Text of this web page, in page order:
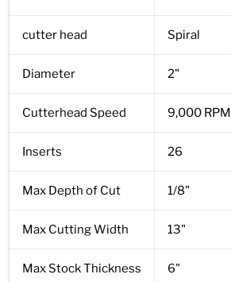
cutter head Spiral
Diameter 2"
Cutterhead Speed 9,000 RPM
Inserts 26
Max Depth of Cut 1/8"
Max Cutting Width 13"
Max Stock Thickness 6"